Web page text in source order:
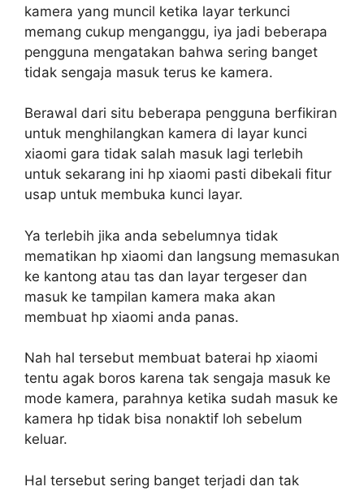
kamera yang muncil ketika layar terkunci
memang cukup menganggu, iya jadi beberapa
pengguna mengatakan bahwa sering banget
tidak sengaja masuk terus ke kamera.
Berawal dari situ beberapa pengguna berfikiran
untuk menghilangkan kamera di layar kunci
xiaomi gara tidak salah masuk lagi terlebih
untuk sekarang ini hp xiaomi pasti dibekali fitur
usap untuk membuka kunci layar.
Ya terlebih jika anda sebelumnya tidak
mematikan hp xiaomi dan langsung memasukan
ke kantong atau tas dan layar tergeser dan
masuk ke tampilan kamera maka akan
membuat hp xiaomi anda panas.
Nah hal tersebut membuat baterai hp xiaomi
tentu agak boros karena tak sengaja masuk ke
mode kamera, parahnya ketika sudah masuk ke
kamera hp tidak bisa nonaktif loh sebelum
keluar.
Hal tersebut sering banget terjadi dan tak